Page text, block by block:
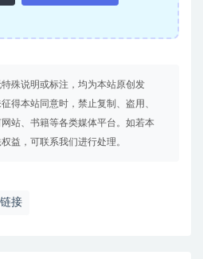
殊说明或标注，均为本站原创发
得本站同意时，禁止复制、盗用、
站、书籍等各类媒体平台。如若本
益，可联系我们进行处理。
链接